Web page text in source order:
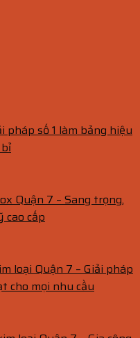
pháp số 1 làm bảng hiệu
Quận 7 – Sang trọng,
cao cấp
loại Quận 7 – Giải pháp
cho mọi nhu cầu